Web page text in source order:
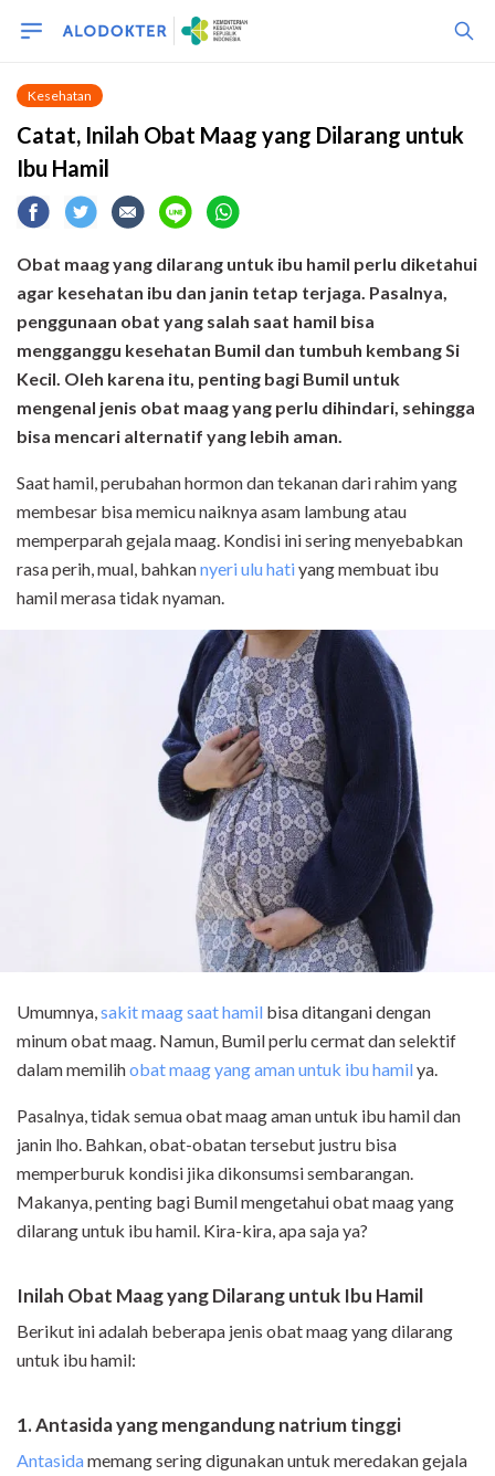
Kesehatan
Catat, Inilah Obat Maag yang Dilarang untuk
Ibu Hamil
Obat maag yang dilarang untuk ibu hamil perlu diketahui
agar kesehatan ibu dan janin tetap terjaga. Pasalnya,
penggunaan obat yang salah saat hamil bisa
mengganggu kesehatan Bumil dan tumbuh kembang Si
Kecil. Oleh karena itu, penting bagi Bumil untuk
mengenal jenis obat maag yang perlu dihindari, sehingga
bisa mencari alternatif yang lebih aman.
Saat hamil, perubahan hormon dan tekanan dari rahim yang
membesar bisa memicu naiknya asam lambung atau
memperparah gejala maag. Kondisi ini sering menyebabkan
rasa perih, mual, bahkannyeri ulu hatiyang membuat ibu
hamil merasa tidak nyaman.
Umumnya, sakit maag saat hamil bisa ditangani dengan
minum obat maag. Namun, Bumil perlu cermat dan selektif
dalam memilihobat maag yang aman untuk ibu hamilya.
Pasalnya, tidak semua obat maag aman untuk ibu hamil dan
janin lho. Bahkan, obat-obatan tersebut justru bisa
memperburuk kondisi jika dikonsumsi sembarangan.
Makanya, penting bagi Bumil mengetahui obat maag yang
dilarang untuk ibu hamil. Kira-kira, apa saja ya?
Inilah Obat Maag yang Dilarang untuk Ibu Hamil
Berikut ini adalah beberapa jenis obat maag yang dilarang
untuk ibu hamil:
1. Antasida yang mengandung natrium tinggi
Antasidamemang sering digunakan untuk meredakan gejala